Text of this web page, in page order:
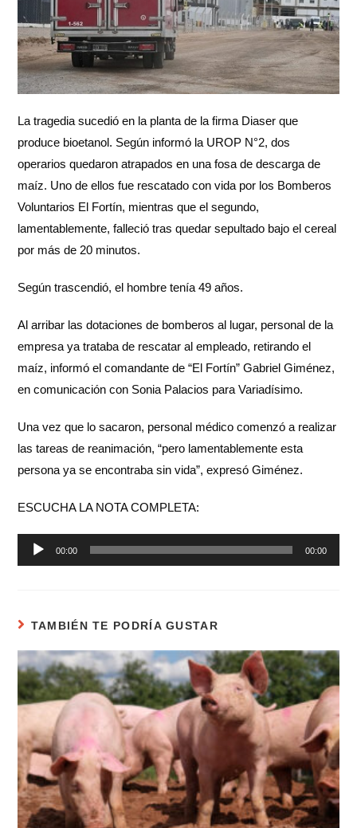
La tragedia sucedió en la planta de la firma Diaser que
produce bioetanol. Según informó la UROP N°2, dos
operarios quedaron atrapados en una fosa de descarga de
maíz. Uno de ellos fue rescatado con vida por los Bomberos
Voluntarios El Fortín, mientras que el segundo,
lamentablemente, falleció tras quedar sepultado bajo el cereal
por más de 20 minutos.
Según trascendió, el hombre tenía 49 años.
Al arribar las dotaciones de bomberos al lugar, personal de la
empresa ya trataba de rescatar al empleado, retirando el
maíz, informó el comandante de “El Fortín” Gabriel Giménez,
en comunicación con Sonia Palacios para Variadísimo.
Una vez que lo sacaron, personal médico comenzó a realizar
las tareas de reanimación, “pero lamentablemente esta
persona ya se encontraba sin vida”, expresó Giménez.
ESCUCHA LA NOTA COMPLETA:
Reproductor
de
00:00 00:00
TAMBIÉN TE PODRÍA GUSTAR